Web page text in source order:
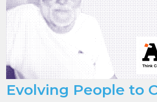
Evolving People to